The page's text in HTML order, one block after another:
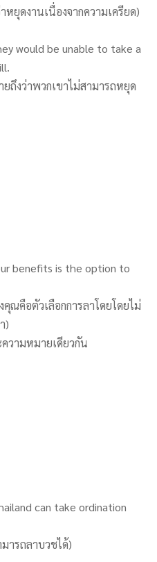
ยุดงานเนื่องจากความเครียด)
would be unable to take a
ถึงว่าพวกเขาไม่สามารถหยุด
benefits is the option to
ณคือตัวเลือกการลาโดยโดยไม่
)
วามหมายเดียวกัน
can take ordination
ารถลาบวชได้)